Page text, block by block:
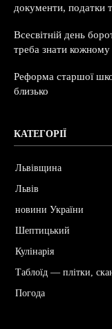
документи, податки
Всесвітній день
треба знати кожному
Реформа старшої
близько
КАТЕГОРІЇ
Львівщина
Львів
новини України
Шептицький
Кулінарія
Таблоїд — плітки,
Погода